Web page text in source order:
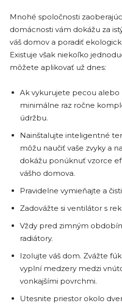
Mnohé spoločnosti
domácnosti vám dokážu za
váš domov a poradiť
Existuje však niekoľko
môžete aplikovať už dnes:
Ak vykurujete pecou alebo
minimálne raz ročne
údržbu.
Nainštalujte inteligentné
môžu naučiť vaše zvyky a
dokážu ponúknuť vzorce
vášho domova.
Pravidelne vymieňajte a
Zadovážte si ventilátor s
Vždy pred zimným
radiátory.
Izolujte váš dom. Zvážte
vyplní medzery medzi
vonkajšími povrchmi.
Utesnite priestor okolo